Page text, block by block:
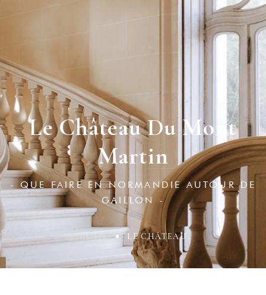
Le Château Du Mont
Martin
- QUE FAIRE EN NORMANDIE AUTOUR DE
GAILLON -
HOME LE CHÂTEAU